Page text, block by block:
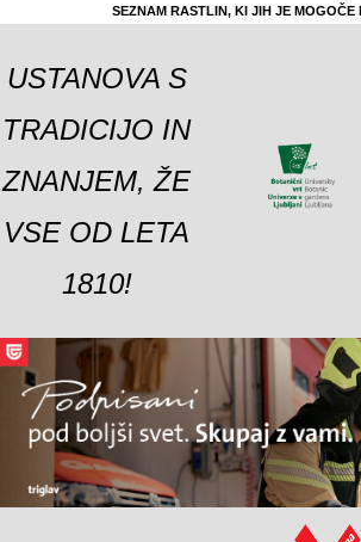
SEZNAM RASTLIN, KI JIH JE MOGOČE
USTANOVA S
TRADICIJO IN
ZNANJEM, ŽE
VSE OD LETA
1810!